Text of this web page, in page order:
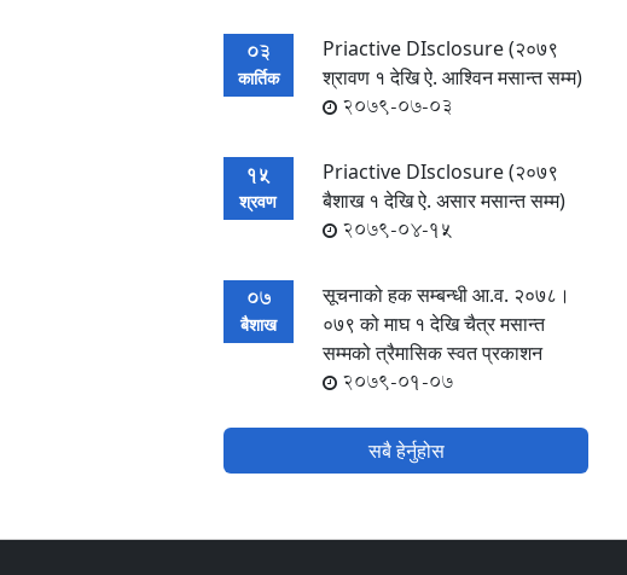
03
कार्तिक
Priactive DIsclosure (२०७९
श्रावण १ देखि ऐ. आश्विन मसान्त सम्म)
2079-07-03
15
श्रवण
Priactive DIsclosure (२०७९
बैशाख १ देखि ऐ. असार मसान्त सम्म)
2079-04-15
07
बैशाख
सूचनाको हक सम्बन्धी आ.व. २०७८।
०७९ को माघ १ देखि चैत्र मसान्त
सम्मको त्रैमासिक स्वत प्रकाशन
2079-01-07
सबै हेर्नुहोस